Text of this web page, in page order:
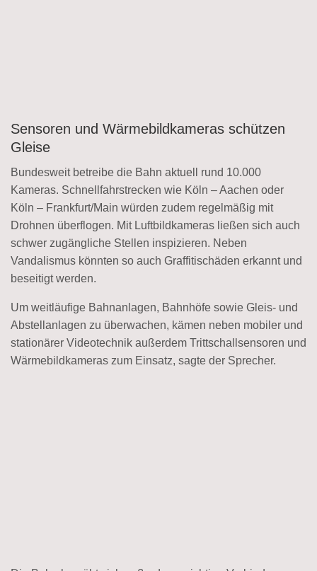
Sensoren und Wärmebildkameras schützen
Gleise
Bundesweit betreibe die Bahn aktuell rund 10.000
Kameras. Schnellfahrstrecken wie Köln – Aachen oder
Köln – Frankfurt/Main würden zudem regelmäßig mit
Drohnen überflogen. Mit Luftbildkameras ließen sich auch
schwer zugängliche Stellen inspizieren. Neben
Vandalismus könnten so auch Graffitischäden erkannt und
beseitigt werden.
Um weitläufige Bahnanlagen, Bahnhöfe sowie Gleis- und
Abstellanlagen zu überwachen, kämen neben mobiler und
stationärer Videotechnik außerdem Trittschallsensoren und
Wärmebildkameras zum Einsatz, sagte der Sprecher.